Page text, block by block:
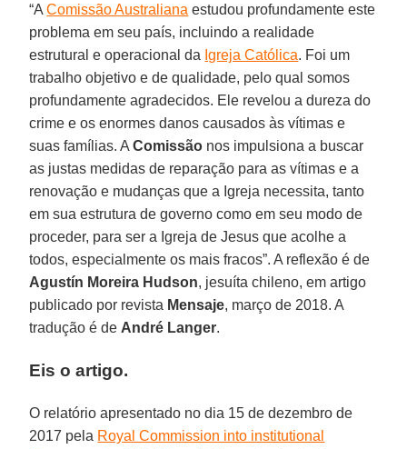
“AComissão Australiana estudou profundamente este
problema em seu país, incluindo a realidade
estrutural e operacional da Igreja Católica. Foi um
trabalho objetivo e de qualidade, pelo qual somos
profundamente agradecidos. Ele revelou a dureza do
crime e os enormes danos causados às vítimas e
suas famílias. AComissão nos impulsiona a buscar
as justas medidas de reparação para as vítimas e a
renovação e mudanças que a Igreja necessita, tanto
em sua estrutura de governo como em seu modo de
proceder, para ser a Igreja de Jesus que acolhe a
todos, especialmente os mais fracos”. A reflexão é de
Agustín Moreira Hudson, jesuíta chileno, em artigo
publicado por revista Mensaje, março de 2018. A
tradução é de André Langer.
Eis o artigo.
O relatório apresentado no dia 15 de dezembro de
2017 pela Royal Commission into institutional